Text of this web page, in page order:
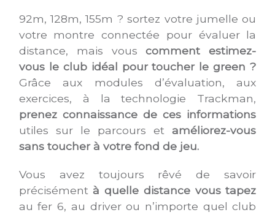
92m, 128m, 155m ? sortez votre jumelle ou
votre montre connectée pour évaluer la
distance, mais vouscomment estimez-
vous le club idéal pour toucher le green ?
Grâce aux modules d’évaluation, aux
exercices, à la technologie Trackman,
prenez connaissance de ces informations
utiles sur le parcours etaméliorez-vous
sans toucher à votre fond de jeu.
Vous avez toujours rêvé de savoir
précisément à quelle distance vous tapez
au fer 6, au driver ou n’importe quel club